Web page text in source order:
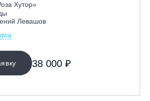
Хутор»
Левашов
38 000 ₽